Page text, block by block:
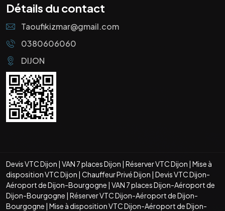
Détails du contact
Taoufikizmar@gmail.com
0380606060
DIJON
Devis VTC Dijon | VAN 7 places Dijon | Réserver VTC Dijon | Mise à
disposition VTC Dijon | Chauffeur Privé Dijon | Devis VTC Dijon-
Aéroport de Dijon-Bourgogne | VAN 7 places Dijon-Aéroport de
Dijon-Bourgogne | Réserver VTC Dijon-Aéroport de Dijon-
Bourgogne | Mise à disposition VTC Dijon-Aéroport de Dijon-